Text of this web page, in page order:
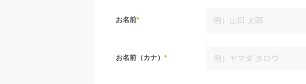
お名前*
お名前（カナ） *